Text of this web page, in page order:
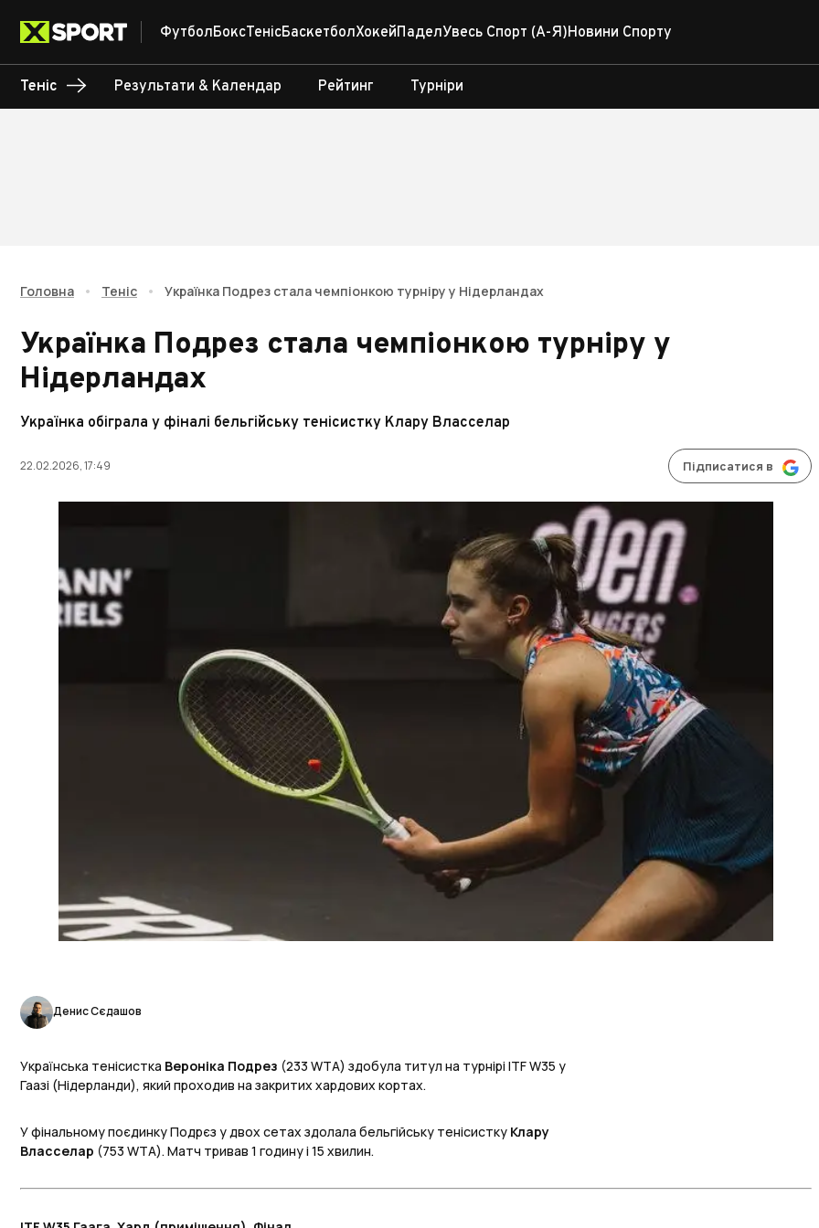
ФутболБоксТенісБаскетболХокейПаделУвесь Спорт (А-Я)Новини Спорту
Теніс Результати & Календар Рейтинг Турніри
Головна • Теніс • Українка Подрез стала чемпіонкою турніру у Нідерландах
Українка Подрез стала чемпіонкою турніру у
Нідерландах
Українка обіграла у фіналі бельгійську тенісистку Клару Власселар
22.02.2026, 17:49 Підписатися в
Денис Сєдашов
Українська тенісистка Вероніка Подрез (233 WTA) здобула титул на турнірі ITF W35 у
Гаазі (Нідерланди), який проходив на закритих хардових кортах.
У фінальному поєдинку Подрєз у двох сетах здолала бельгійську тенісистку Клару
Власселар (753 WTA). Матч тривав 1 годину і 15 хвилин.